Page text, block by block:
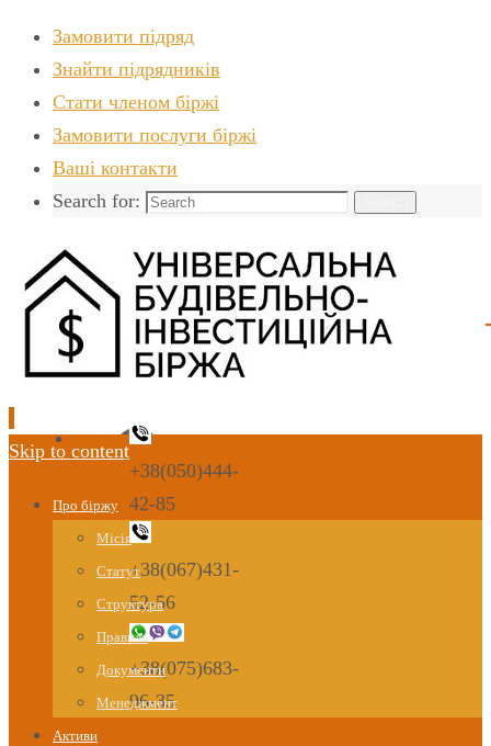
Замовити підряд
Знайти пiдрядникiв
Стати членом біржі
Замовити послуги біржі
Ваші контакти
Search for:
+38(050)444-
42-85
+38(067)431-
52-56
+38(075)683-
96-35
Skip to content
Про біржу
Місія
Статут
Структура
Правила
Документи
Менеджмент
Активи